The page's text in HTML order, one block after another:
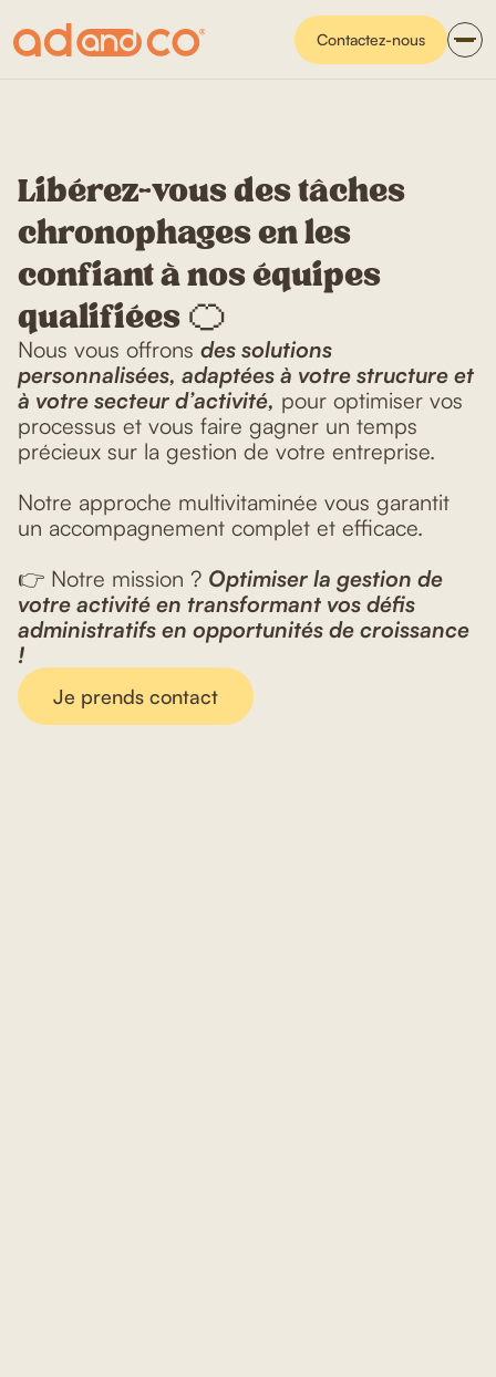
Contactez-nous
Libérez-vous des tâches
chronophages en les
confiant à nos équipes
qualifiées 🍊
Nous vous offrons des solutions
personnalisées, adaptées à votre structure et
à votre secteur d’activité, pour optimiser vos
processus et vous faire gagner un temps
précieux sur la gestion de votre entreprise.
Notre approche multivitaminée vous garantit
un accompagnement complet et efficace.
👉 Notre mission ? Optimiser la gestion de
votre activité en transformant vos défis
administratifs en opportunités de croissance
!
Je prends contact